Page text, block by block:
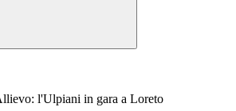
l'Ulpiani in gara a Loreto